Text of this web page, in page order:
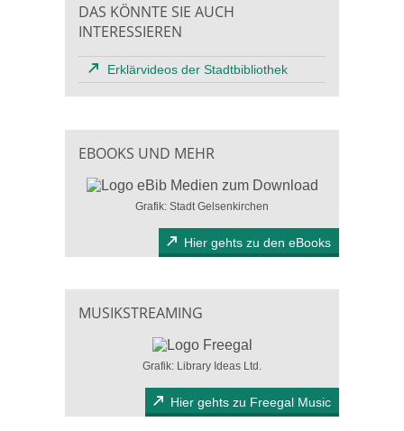
DAS KÖNNTE SIE AUCH
INTERESSIEREN
Erklärvideos der Stadtbibliothek
EBOOKS UND MEHR
Grafik: Stadt Gelsenkirchen
Hier gehts zu den eBooks
MUSIKSTREAMING
Grafik: Library Ideas Ltd.
Hier gehts zu Freegal Music